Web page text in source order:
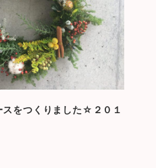
スをつくりました☆２０１